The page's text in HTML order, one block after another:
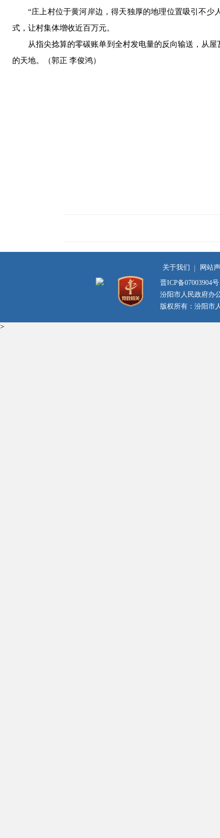
“庄上村位于黄河岸边，得天独厚的地理位置吸引不
式，让村集体增收近百万元。
从指尖捻算的零碳账单到全村发电量的反向输送，从
的天地。（郭正 李俊鸿）
关于我们 网站
晋ICP备07003904号
汾阳市人民政府办
版权所有：汾阳市
>